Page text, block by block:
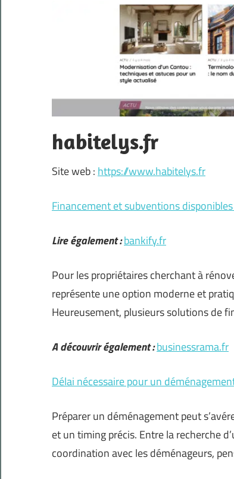
habitelys.fr
Site web : https://www.habitelys.fr
Financement et subventions
Lire également :bankify.fr
Pour les propriétaires cherchant à
représente une option moderne et
Heureusement, plusieurs solutions de
A découvrir également :businessrama.fr
Délai nécessaire pour un
Préparer un déménagement peut
et un timing précis. Entre la recherche
coordination avec les déménageurs,